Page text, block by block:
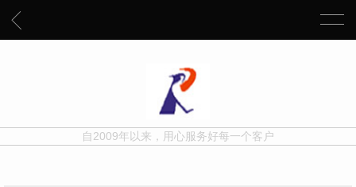
自2009年以来，用心服务好每一个客户